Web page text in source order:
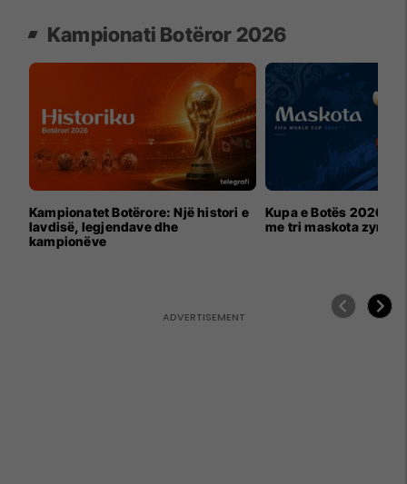
Kampionati Botëror 2026
Kampionatet Botërore: Një histori e
lavdisë, legjendave dhe
kampionëve
Kupa e Botës 2026
me tri maskota zyrtare